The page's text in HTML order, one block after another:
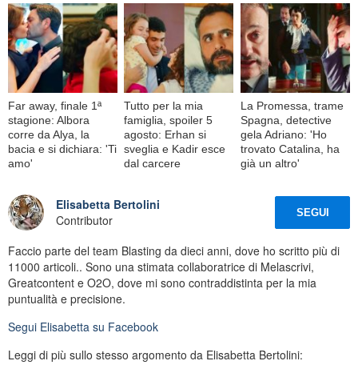
Far away, finale 1ª
stagione: Albora
corre da Alya, la
bacia e si dichiara: 'Ti
amo'
Tutto per la mia
famiglia, spoiler 5
agosto: Erhan si
sveglia e Kadir esce
dal carcere
La Promessa, trame
Spagna, detective
gela Adriano: 'Ho
trovato Catalina, ha
già un altro'
Elisabetta Bertolini
Contributor
SEGUI
Faccio parte del team Blasting da dieci anni, dove ho scritto più di
11000 articoli.. Sono una stimata collaboratrice di Melascrivi,
Greatcontent e O2O, dove mi sono contraddistinta per la mia
puntualità e precisione.
Segui Elisabetta su Facebook
Leggi di più sullo stesso argomento da Elisabetta Bertolini: